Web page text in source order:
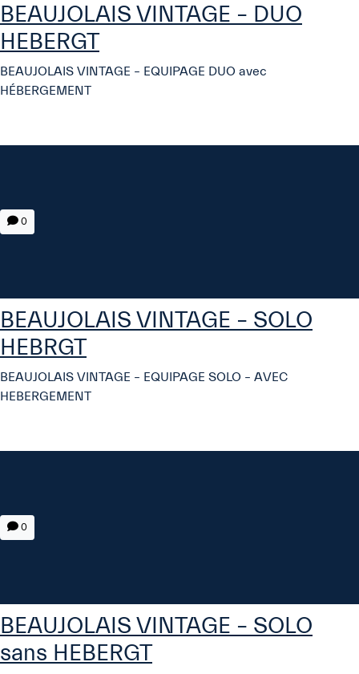
BEAUJOLAIS VINTAGE – DUO
HEBERGT
BEAUJOLAIS VINTAGE – EQUIPAGE DUO avec
HÉBERGEMENT
0
BEAUJOLAIS VINTAGE – SOLO
HEBRGT
BEAUJOLAIS VINTAGE – EQUIPAGE SOLO – AVEC
HEBERGEMENT
0
BEAUJOLAIS VINTAGE – SOLO
sans HEBERGT